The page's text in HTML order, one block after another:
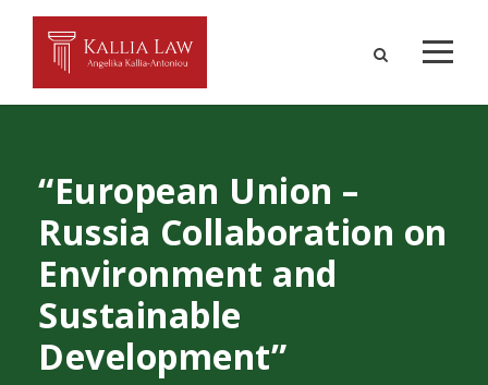
“European Union –
Russia Collaboration on
Environment and
Sustainable
Development”